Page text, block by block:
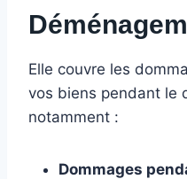
Elle couvre les
vos biens pendant le
notamment :
Dommages